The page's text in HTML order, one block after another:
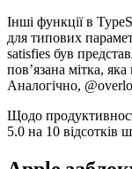
Інші функції в
для типових
satisfies був
пов’язана мітка,
Аналогічно,
Щодо
5.0 на 10 відсотків